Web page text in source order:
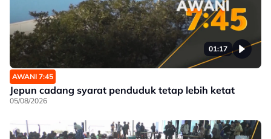
01:17
AWANI 7:45
Jepun cadang syarat penduduk tetap lebih ketat
05/08/2026